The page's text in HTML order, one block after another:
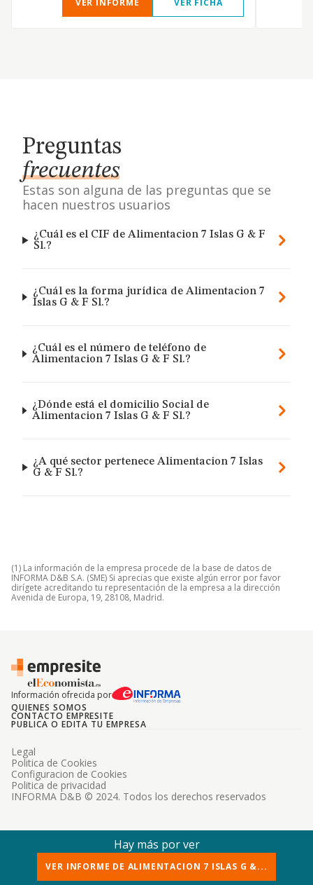
VER INFORME VER FICHA
Preguntas
frecuentes
Estas son alguna de las preguntas que se
hacen nuestros usuarios
¿Cuál es el CIF de Alimentacion 7 Islas G & F
Sl.?
¿Cuál es la forma jurídica de Alimentacion 7
Islas G & F Sl.?
¿Cuál es el número de teléfono de
Alimentacion 7 Islas G & F Sl.?
¿Dónde está el domicilio Social de
Alimentacion 7 Islas G & F Sl.?
¿A qué sector pertenece Alimentacion 7 Islas
G & F Sl.?
(1) La información de la empresa procede de la base de datos de
INFORMA D&B S.A. (SME) Si aprecias que existe algún error por favor
dirígete acreditando tu representación de la empresa a la dirección
Avenida de Europa, 19, 28108, Madrid.
Información ofrecida por
QUIENES SOMOS
CONTACTO EMPRESITE
PUBLICA O EDITA TU EMPRESA
INFORMA D&B © 2024. Todos los derechos reservados
Legal
Politica de Cookies
Configuracion de Cookies
Politica de privacidad
Hay más por ver
VER INFORME DE ALIMENTACION 7 ISLAS G &...